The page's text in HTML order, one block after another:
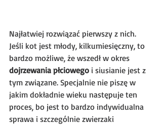
Najłatwiej rozwiązać pierwszy z nich.
Jeśli kot jest młody, kilkumiesięczny, to
bardzo możliwe, że wszedł w okres
dojrzewania płciowego i siusianie jest z
tym związane. Specjalnie nie piszę w
jakim dokładnie wieku następuje ten
proces, bo jest to bardzo indywidualna
sprawa i szczególnie zwierzaki